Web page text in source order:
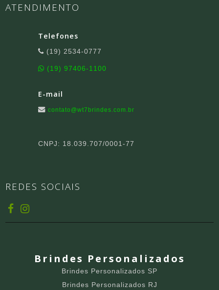
ATENDIMENTO
Telefones
(19) 2534-0777
(19) 97406-1100
E-mail
contato@wt7brindes.com.br
CNPJ: 18.039.707/0001-77
REDES SOCIAIS
Brindes Personalizados
Brindes Personalizados SP
Brindes Personalizados RJ